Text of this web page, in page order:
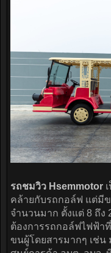
รถชมวิว Hsemmotor
คล้ายกับรถกอล์ฟ แต่มี
จำนวนมาก ตั้งแต่ 8 ถึง
ต้องการรถกอล์ฟไฟฟ้า
ขนผู้โดยสารมากๆ เช่น